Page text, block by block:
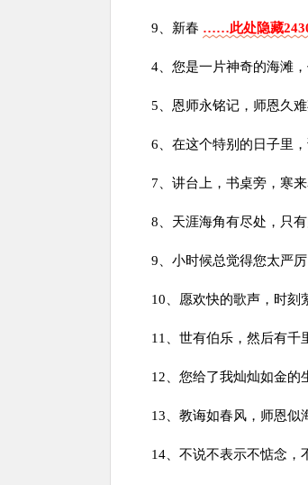
9、新春 ……此处隐藏
4、您是一片神奇的海滩
5、恩师永铭记，师恩久
6、在这个特别的日子里
7、讲台上，书桌旁，寒
8、天涯海角有尽处，只
9、小时候总觉得您太严
10、愿欢快的歌声，时刻
11、世有伯乐，然后有千
12、您给了我灿灿如金的
13、教诲如春风，师恩似
14、不说不表示不惦念，